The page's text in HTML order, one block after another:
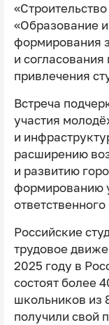
«Образование
формирования
и
привлечения
Встреча
участия
и
расширению
и развитию
формированию
Российские
трудовое
2025 году в
состоят более
школьников из
получили свой